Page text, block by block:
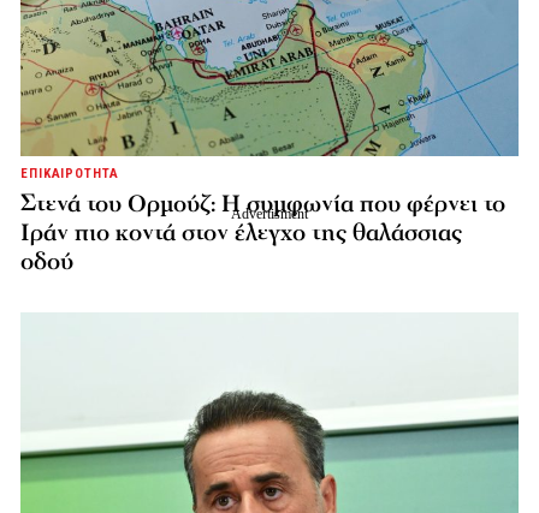
ΕΠΙΚΑΙΡΟΤΗΤΑ
Στενά του Ορμούζ: Η συμφωνία που φέρνει το
Ιράν πιο κοντά στον έλεγχο της θαλάσσιας
οδού